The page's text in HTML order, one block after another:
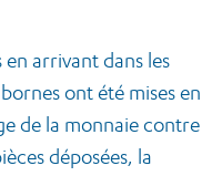
arrivant dans les
ont été mises en
de la monnaie contre
déposées, la